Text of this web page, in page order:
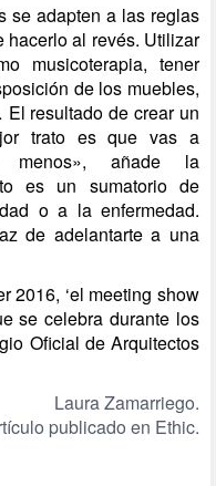
se adapten a las reglas
hacerlo al revés. Utilizar
musicoterapia, tener
de los muebles,
resultado de crear un
trato es que vas a
menos», añade la
es un sumatorio de
o a la enfermedad.
de adelantarte a una
2016, ‘el meeting show
se celebra durante los
Oficial de Arquitectos
Laura Zamarriego.
publicado en Ethic.